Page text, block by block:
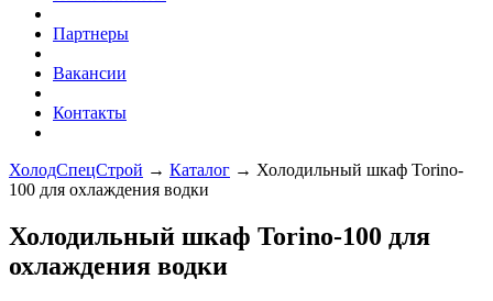
Партнеры
Вакансии
Контакты
ХолодСпецСтрой → Каталог → Холодильный шкаф Torino-
100 для охлаждения водки
Холодильный шкаф Torino-100 для
охлаждения водки